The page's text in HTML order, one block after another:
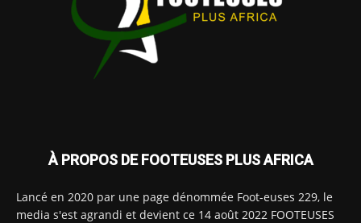
À PROPOS DE FOOTEUSES PLUS AFRICA
Lancé en 2020 par une page dénommée Foot-euses 229, le
media s'est agrandi et devient ce 14 août 2022 FOOTEUSES